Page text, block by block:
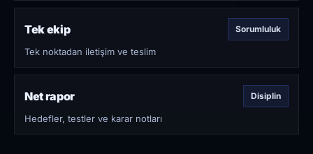
Tek ekip Sorumluluk
Tek noktadan iletişim ve teslim
Net rapor Disiplin
Hedefler, testler ve karar notları